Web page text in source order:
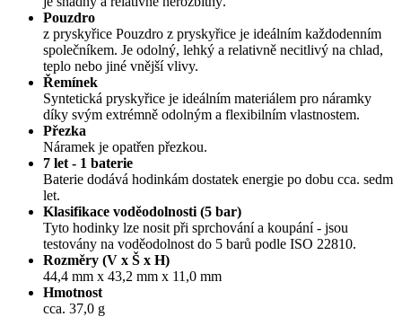
Pouzdro
z pryskyřice Pouzdro z pryskyřice je ideálním každodenním
společníkem. Je odolný, lehký a relativně necitlivý na chlad,
teplo nebo jiné vnější vlivy.
Řemínek
Syntetická pryskyřice je ideálním materiálem pro náramky
díky svým extrémně odolným a flexibilním vlastnostem.
Přezka
Náramek je opatřen přezkou.
7 let - 1 baterie
Baterie dodává hodinkám dostatek energie po dobu cca. sedm
let.
Klasifikace voděodolnosti (5 bar)
Tyto hodinky lze nosit při sprchování a koupání - jsou
testovány na voděodolnost do 5 barů podle ISO 22810.
Rozměry (V x Š x H)
44,4 mm x 43,2 mm x 11,0 mm
Hmotnost
cca. 37,0 g